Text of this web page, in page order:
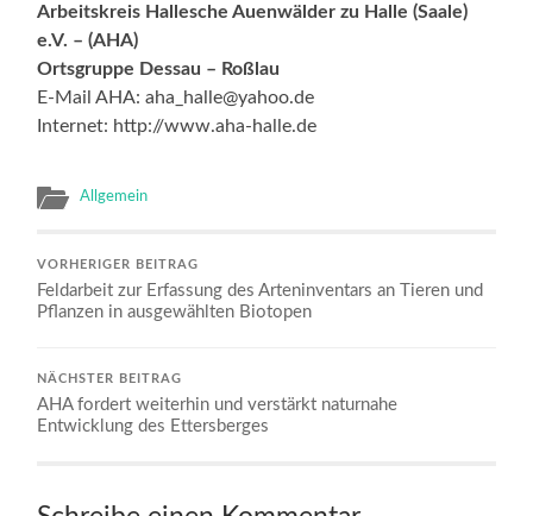
Arbeitskreis Hallesche Auenwälder zu Halle (Saale)
e.V. – (AHA)
Ortsgruppe Dessau – Roßlau
E-Mail AHA: aha_halle@yahoo.de
Internet: http://www.aha-halle.de
Allgemein
VORHERIGER BEITRAG
Feldarbeit zur Erfassung des Arteninventars an Tieren und
Pflanzen in ausgewählten Biotopen
NÄCHSTER BEITRAG
AHA fordert weiterhin und verstärkt naturnahe
Entwicklung des Ettersberges